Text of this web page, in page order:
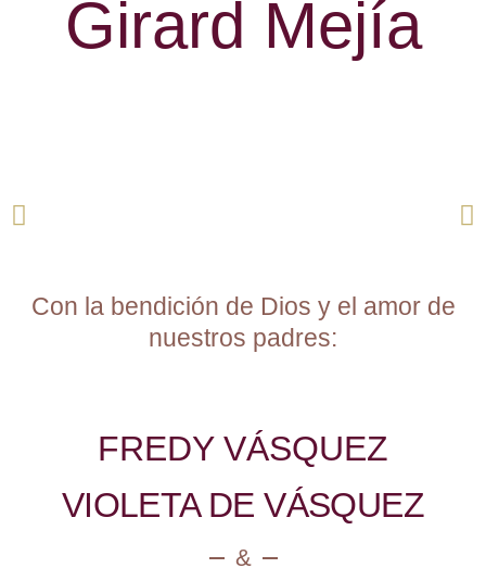
Girard Mejía
Con la bendición de Dios y el amor de
nuestros padres:
FREDY VÁSQUEZ
VIOLETA DE VÁSQUEZ
&